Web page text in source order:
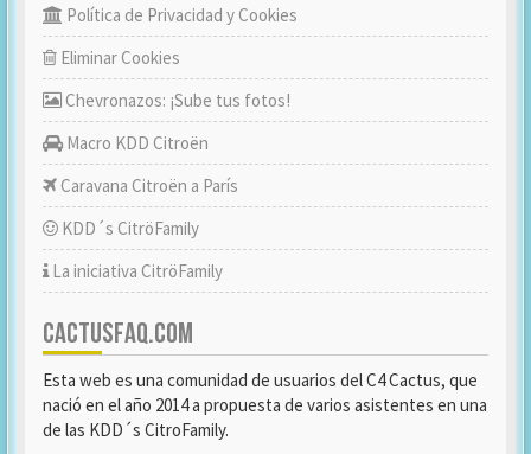
Política de Privacidad y Cookies
Eliminar Cookies
Chevronazos: ¡Sube tus fotos!
Macro KDD Citroën
Caravana Citroën a París
KDD´s CitröFamily
La iniciativa CitröFamily
CACTUSFAQ.COM
Esta web es una comunidad de usuarios del C4 Cactus, que
nació en el año 2014 a propuesta de varios asistentes en una
de las KDD´s CitroFamily.